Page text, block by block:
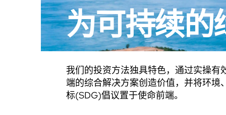
为可持续的
我们的投资方法独具特色，通过实操
端的综合解决方案创造价值，并将环
标(SDG)倡议置于使命前端。